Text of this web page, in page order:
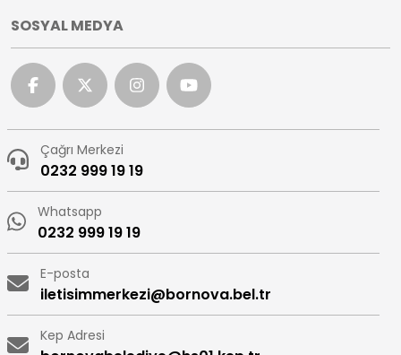
SOSYAL MEDYA
Çağrı Merkezi
0232 999 19 19
Whatsapp
0232 999 19 19
E-posta
iletisimmerkezi@bornova.bel.tr
Kep Adresi